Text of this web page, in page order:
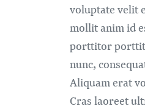
voluptate velit
mollit anim id
porttitor
nunc,
Aliquam erat
Cras laoreet